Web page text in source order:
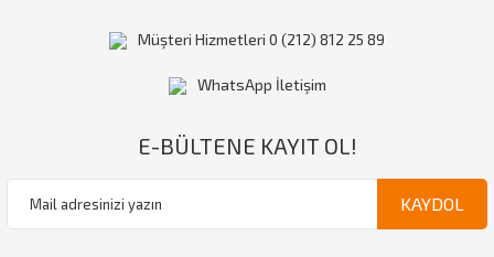
Müşteri Hizmetleri 0 (212) 812 25 89
WhatsApp İletişim
E-BÜLTENE KAYIT OL!
KAYDOL